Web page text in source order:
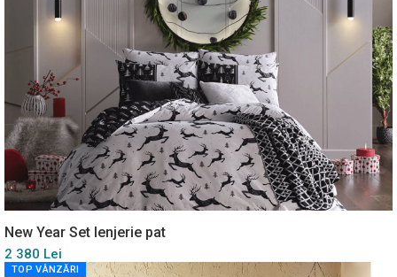
New Year Set lenjerie pat
2 380 Lei
TOP VÂNZĂRI